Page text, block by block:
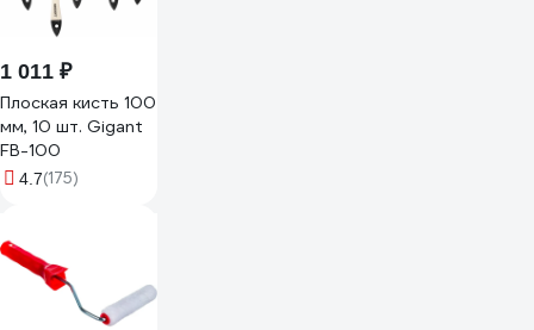
1 011 ₽
Плоская кисть 100
мм, 10 шт. Gigant
FB-100
4.7(175)